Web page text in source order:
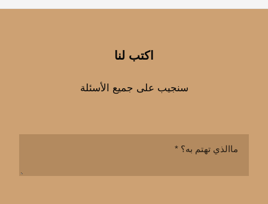
اكتب لنا
سنجيب على جميع الأسئلة